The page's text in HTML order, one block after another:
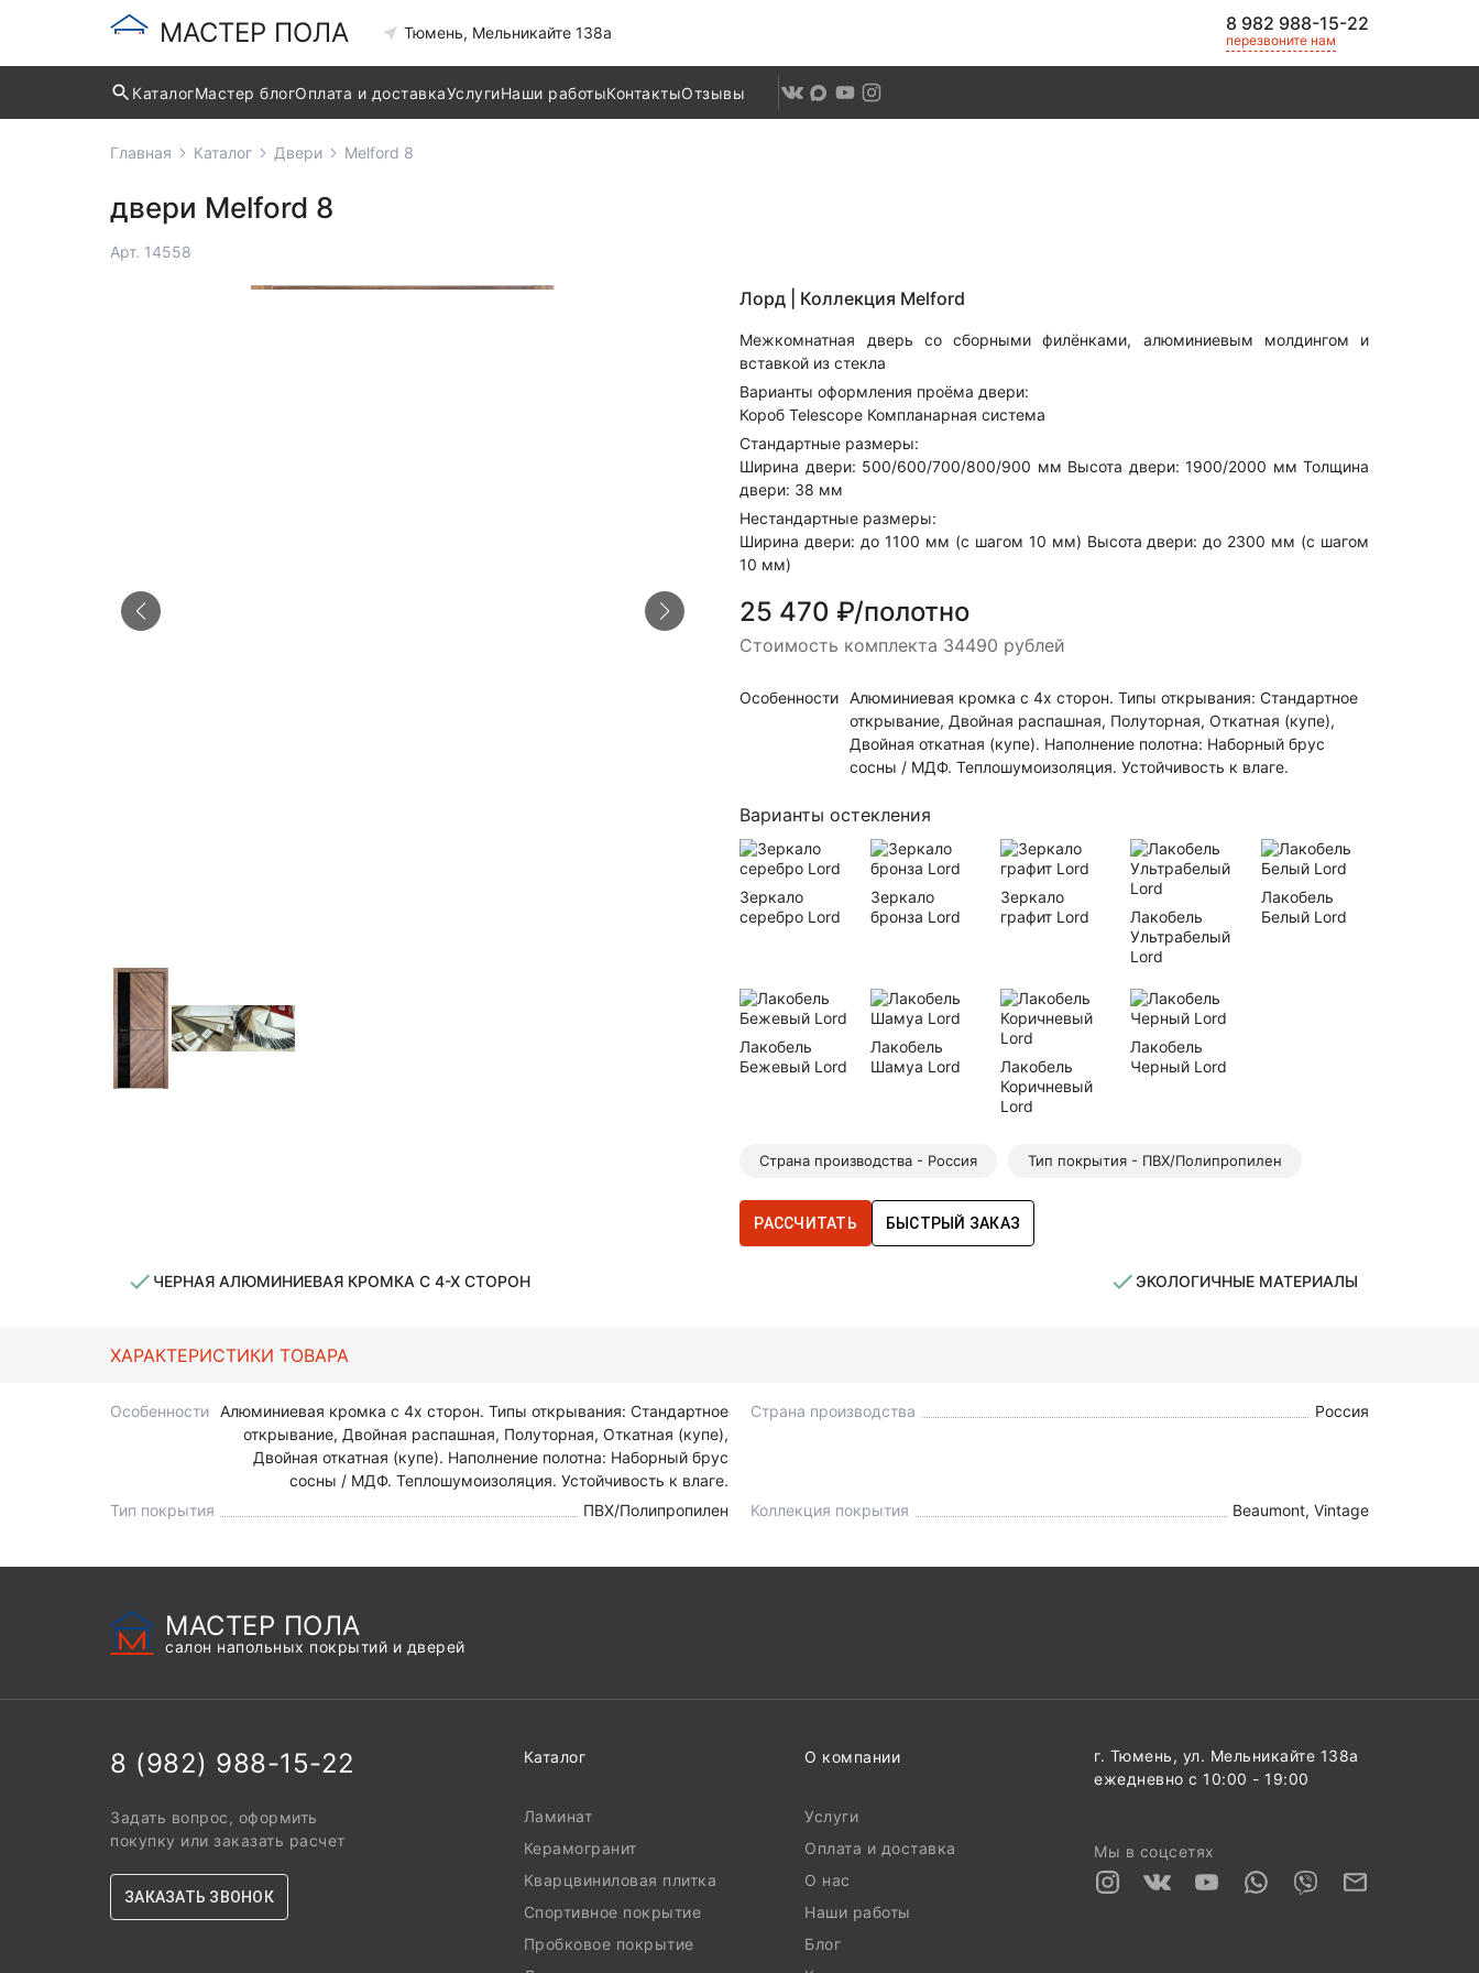
МАСТЕР ПОЛА Тюмень, Мельникайте 138а 8 982 988-15-22
перезвоните нам
КаталогМастер блогОплата и доставкаУслугиНаши работыКонтактыОтзывы
Главная Каталог Двери Melford 8
двери Melford 8
Арт. 14558
Лорд | Коллекция Melford
Межкомнатная дверь со сборными филёнками, алюминиевым молдингом и
вставкой из стекла
Варианты оформления проёма двери:
Короб Telescope Компланарная система
Стандартные размеры:
Ширина двери: 500/600/700/800/900 мм Высота двери: 1900/2000 мм Толщина
двери: 38 мм
Нестандартные размеры:
Ширина двери: до 1100 мм (с шагом 10 мм) Высота двери: до 2300 мм (с шагом
10 мм)
25 470 ₽/полотно
Стоимость комплекта 34490 рублей
Особенности
Алюминиевая кромка с 4х сторон. Типы открывания: Стандартное
открывание, Двойная распашная, Полуторная, Откатная (купе),
Двойная откатная (купе). Наполнение полотна: Наборный брус
сосны / МДФ. Теплошумоизоляция. Устойчивость к влаге.
Варианты остекления
Зеркало
серебро Lord
Зеркало
бронза Lord
Зеркало
графит Lord
Лакобель
Ультрабелый
Lord
Лакобель
Белый Lord
Лакобель
Бежевый Lord
Лакобель
Шамуа Lord
Лакобель
Коричневый
Lord
Лакобель
Черный Lord
Страна производства - Россия Тип покрытия - ПВХ/Полипропилен
РАССЧИТАТЬ БЫСТРЫЙ ЗАКАЗ
ЧЕРНАЯ АЛЮМИНИЕВАЯ КРОМКА С 4-Х СТОРОН ЭКОЛОГИЧНЫЕ МАТЕРИАЛЫ
ХАРАКТЕРИСТИКИ ТОВАРА
Особенности Алюминиевая кромка с 4х сторон. Типы открывания: Стандартное
открывание, Двойная распашная, Полуторная, Откатная (купе),
Двойная откатная (купе). Наполнение полотна: Наборный брус
сосны / МДФ. Теплошумоизоляция. Устойчивость к влаге.
Страна производства Россия
Тип покрытия ПВХ/Полипропилен Коллекция покрытия Beaumont, Vintage
МАСТЕР ПОЛА
салон напольных покрытий и дверей
8 (982) 988-15-22
Задать вопрос, оформить
покупку или заказать расчет
ЗАКАЗАТЬ ЗВОНОК
Каталог
Ламинат
Керамогранит
Кварцвиниловая плитка
Спортивное покрытие
Пробковое покрытие
О компании
Услуги
Оплата и доставка
О нас
Наши работы
Блог
г. Тюмень, ул. Мельникайте 138а
ежедневно с 10:00 - 19:00
Мы в соцсетях